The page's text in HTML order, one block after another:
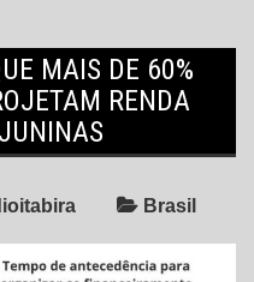
MAIS DE 60%
RENDA
Brasil